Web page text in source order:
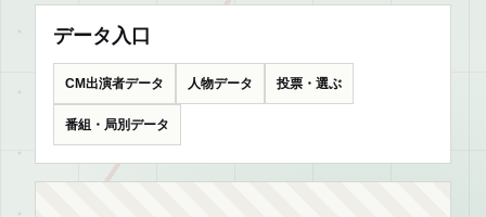
データ入口
CM出演者データ 人物データ 投票・選ぶ
番組・局別データ